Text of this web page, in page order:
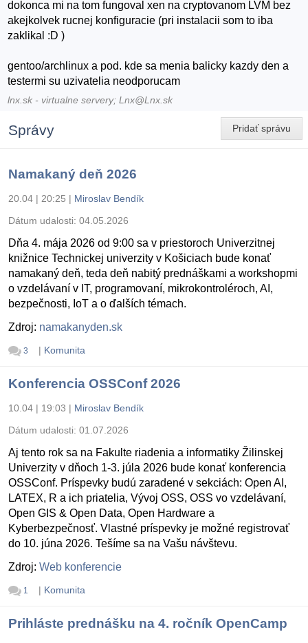
dokonca mi na tom fungoval xen na cryptovanom LVM bez
akejkolvek rucnej konfiguracie (pri instalacii som to iba
zaklikal :D )
gentoo/archlinux a pod. kde sa menia balicky kazdy den a
testermi su uzivatelia neodporucam
lnx.sk - virtualne servery; Lnx@Lnx.sk
Pridať správu
Správy
Namakaný deň 2026
20.04 | 20:25 | Miroslav Bendík
Dátum udalosti: 04.05.2026
Dňa 4. mája 2026 od 9:00 sa v priestoroch Univerzitnej
knižnice Technickej univerzity v Košiciach bude konať
namakaný deň, teda deň nabitý prednáškami a workshopmi
o vzdelávaní v IT, programovaní, mikrokontroléroch, AI,
bezpečnosti, IoT a o ďalších témach.
Zdroj: namakanyden.sk
3 | Komunita
Konferencia OSSConf 2026
10.04 | 19:03 | Miroslav Bendík
Dátum udalosti: 01.07.2026
Aj tento rok sa na Fakulte riadenia a informatiky Žilinskej
Univerzity v dňoch 1-3. júla 2026 bude konať konferencia
OSSConf. Príspevky budú zaradené v sekciách: Open AI,
LATEX, R a ich priatelia, Vývoj OSS, OSS vo vzdelávaní,
Open GIS & Open Data, Open Hardware a
Kyberbezpečnosť. Vlastné príspevky je možné registrovať
do 10. júna 2026. Tešíme sa na Vašu návštevu.
Zdroj: Web konferencie
1 | Komunita
Prihláste prednášku na 4. ročník OpenCamp